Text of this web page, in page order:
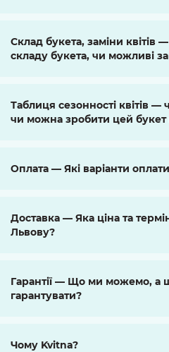
Склад букета, заміни квітів
складу букета, чи можливі
Таблиця сезонності квітів —
чи можна зробити цей букет
Оплата — Які варіанти
Доставка — Яка ціна та
Львову?
Гарантії — Що ми можемо, а
гарантувати?
Чому Kvitna?